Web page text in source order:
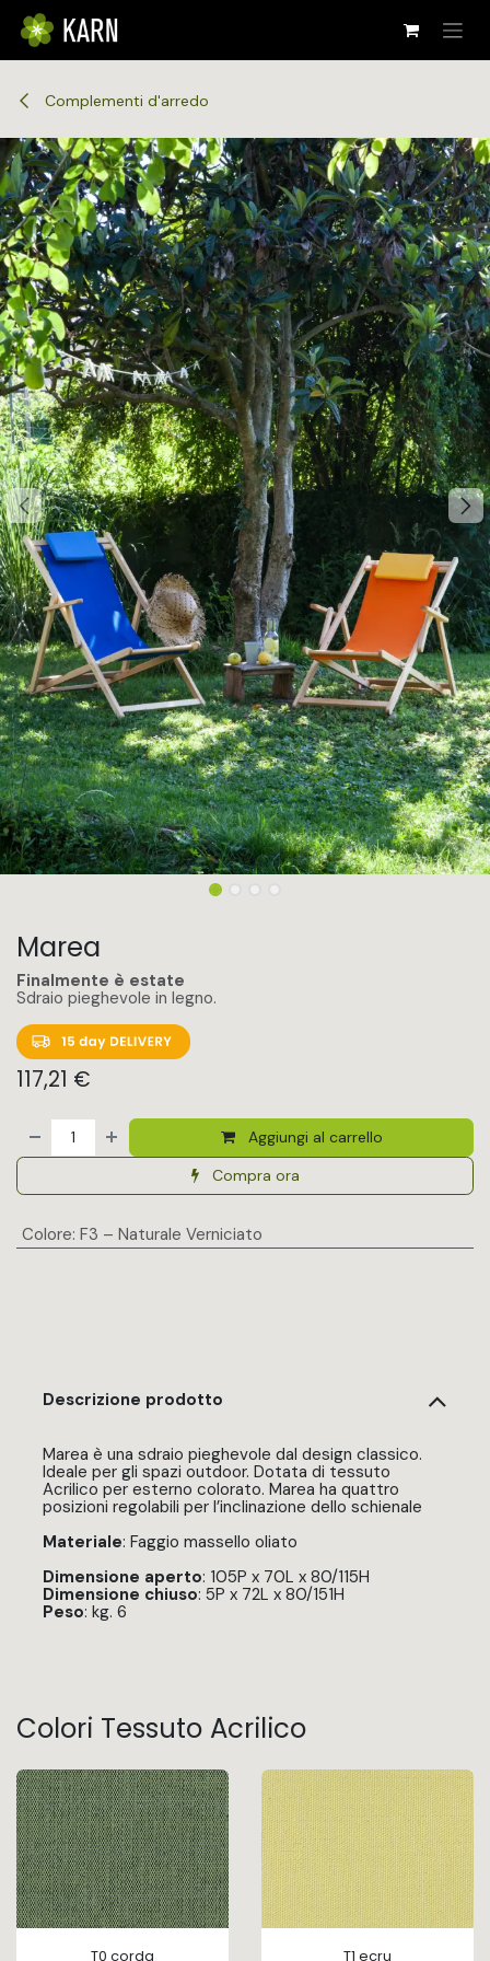
Passa al contenuto
Complementi d'arredo
Marea
Finalmente è estate
Sdraio pieghevole in legno.
117,21 €
Aggiungi al carrello
Compra ora
Colore: F3 – Naturale Verniciato
Descrizione prodotto
Marea è una sdraio pieghevole dal design classico.
Ideale per gli spazi outdoor. Dotata di tessuto
Acrilico per esterno colorato. Marea ha quattro
posizioni regolabili per l’inclinazione dello schienale
Materiale: Faggio massello oliato
Dimensione aperto: 105P x 70L x 80/115H
Dimensione chiuso: 5P x 72L x 80/151H
Peso: kg. 6
Colori Tessuto Acrilico
T0 corda T1 ecru